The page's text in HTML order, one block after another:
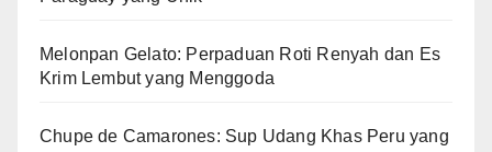
Melonpan Gelato: Perpaduan Roti Renyah dan Es
Krim Lembut yang Menggoda
Chupe de Camarones: Sup Udang Khas Peru yang